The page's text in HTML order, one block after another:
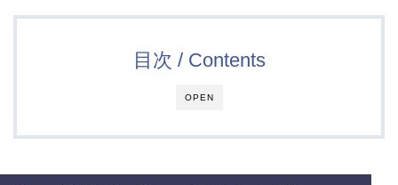
OPEN
目次 / Contents